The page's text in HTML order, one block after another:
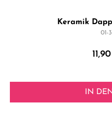
Keramik
01-
IN DEN